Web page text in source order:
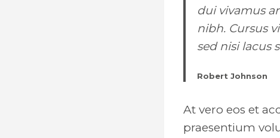
dui vivamus
nibh. Cursus
sed nisi lacus
Robert Johnson
At vero eos et
praesentium